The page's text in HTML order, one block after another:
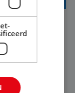
Baan
jij vindt